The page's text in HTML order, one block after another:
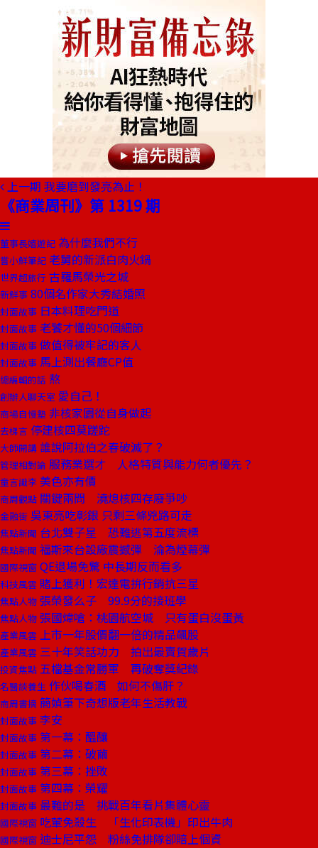
上一期 我要磨到發亮為止！
《商業周刊》第 1319 期
董事長嬉遊記 為什麼我們不行
嘗小鮮筆記 老舅的新派白肉火鍋
世界超旅行 古羅馬榮光之城
新鮮事 80個名作家大秀結婚照
封面故事 日本料理吃門道
封面故事 老饕才懂的50個細節
封面故事 做值得被牢記的客人
封面故事 馬上測出餐廳CP值
總編輯的話 熬
創辦人聊天室 愛自己！
商場自慢塾 非核家園從自身做起
去梯言 停建核四莫蹉跎
大師開講 誰說阿拉伯之春破滅了？
管理相對論 服務業選才 人格特質與能力何者優先？
童言識李 美色亦有價
商周觀點 關鍵兩問 澆熄核四存廢爭吵
金融街 吳東亮吃彰銀 只剩三條兇路可走
焦點新聞 台北雙子星 恐難逃第五度流標
焦點新聞 福斯來台設廠震撼彈 淪為煙幕彈
國際視窗 QE退場免驚 中長期反而看多
科技風雲 賭上獲利！宏達電拚行銷抗三星
焦點人物 張榮發么子 99.9分的接班學
焦點人物 張國煒嗆：桃園航空城 只有蛋白沒蛋黃
產業風雲 上市一年股價翻一倍的精品飆股
產業風雲 三十年笑話功力 拍出最賣賀歲片
投資焦點 五檔基金常勝軍 再破奪獎紀錄
名醫談養生 作伙喝春酒 如何不傷肝？
商周書摘 簡媜筆下奇想版老年生活教戰
封面故事 李安
封面故事 第一幕：醞釀
封面故事 第二幕：破繭
封面故事 第三幕：挫敗
封面故事 第四幕：榮耀
封面故事 最難的是 挑戰百年看片集體心靈
國際視窗 吃葷免殺生 「生化印表機」印出牛肉
國際視窗 迪士尼平怨 粉絲免排隊卻賠上個資